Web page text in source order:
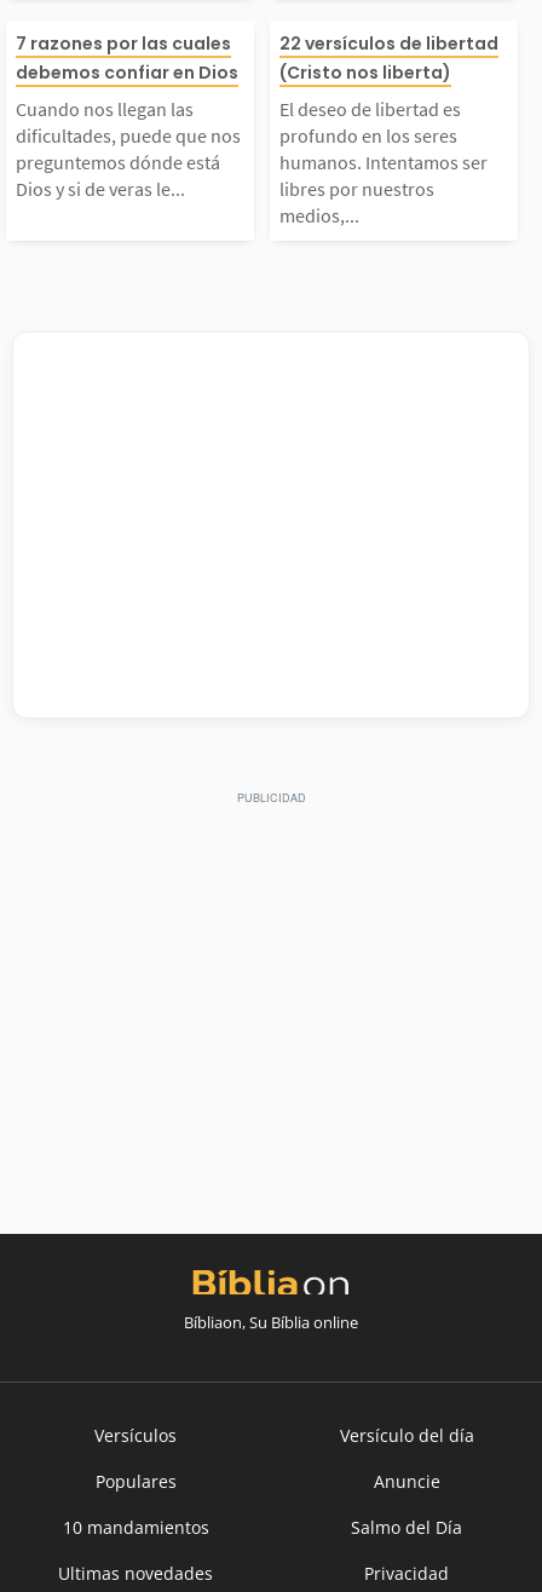
con nuestr
Padre celestial. Hac
un devocional basa
en un...
os justos,
ados por su fe
rán la vida
e...
nos llegan las
puede qu
nos preguntemos dó
está Dios y si de v
7 razones por las cuales
debemos confiar en Dios
Cuando nos llegan las
dificultades, puede que nos
preguntemos dónde está
Dios y si de veras le...
El deseo de
s profundo en
s humanos.
s ser libres
22 versículos de libertad
(Cristo nos liberta)
El deseo de libertad es
profundo en los seres
humanos. Intentamos ser
libres por nuestros
medios,...
Bíbliaon, Su Bíblia online
Versículos
Versículo del día
Populares
Anuncie
10 mandamientos
Salmo del Día
Ultimas novedades
Privacidad